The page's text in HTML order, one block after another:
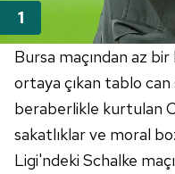
Bursa maçından az bir
ortaya çıkan tablo can
beraberlikle kurtulan
sakatlıklar ve moral
Ligi'ndeki Schalke